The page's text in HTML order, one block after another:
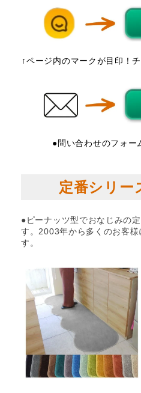
↑ページ内のマークが目印！
●問い合わせのフォー
定番シリー
●ピーナッツ型でおなじみの
す。2003年から多くのお客
す。